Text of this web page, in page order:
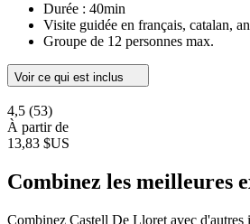
Durée : 40min
Visite guidée en français, catalan,
Groupe de 12 personnes max.
Voir ce qui est inclus
4,5 (53)
À partir de
13,83 $US
Combinez les meilleures
Combinez Castell De Lloret avec